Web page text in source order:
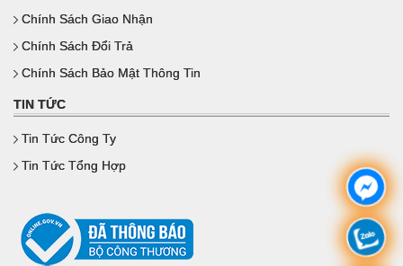
Chính Sách Giao Nhận
Chính Sách Đổi Trả
Chính Sách Bảo Mật Thông Tin
TIN TỨC
Tin Tức Công Ty
Tin Tức Tổng Hợp